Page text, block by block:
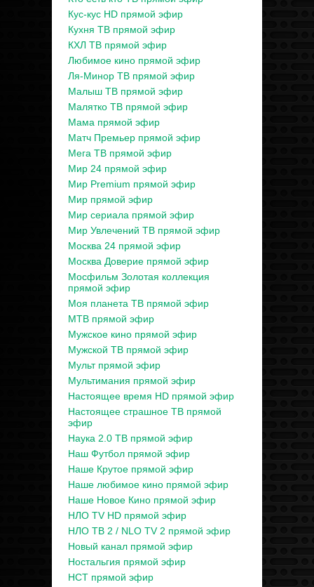
Кус-кус HD прямой эфир
Кухня ТВ прямой эфир
КХЛ ТВ прямой эфир
Любимое кино прямой эфир
Ля-Минор ТВ прямой эфир
Малыш ТВ прямой эфир
Малятко ТВ прямой эфир
Мама прямой эфир
Матч Премьер прямой эфир
Мега ТВ прямой эфир
Мир 24 прямой эфир
Мир Premium прямой эфир
Мир прямой эфир
Мир сериала прямой эфир
Мир Увлечений ТВ прямой эфир
Москва 24 прямой эфир
Москва Доверие прямой эфир
Мосфильм Золотая коллекция
прямой эфир
Моя планета ТВ прямой эфир
МТВ прямой эфир
Мужское кино прямой эфир
Мужской ТВ прямой эфир
Мульт прямой эфир
Мультимания прямой эфир
Настоящее время HD прямой эфир
Настоящее страшное ТВ прямой
эфир
Наука 2.0 ТВ прямой эфир
Наш Футбол прямой эфир
Наше Крутое прямой эфир
Наше любимое кино прямой эфир
Наше Новое Кино прямой эфир
НЛО TV HD прямой эфир
НЛО ТВ 2 / NLO TV 2 прямой эфир
Новый канал прямой эфир
Ностальгия прямой эфир
НСТ прямой эфир